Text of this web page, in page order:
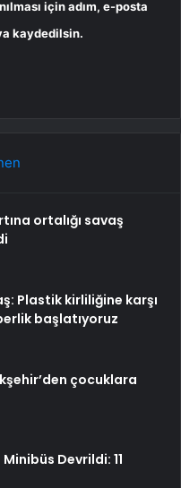
için adım, e-posta
kaydedilsin.
ortalığı savaş
Plastik kirliliğine karşı
başlatıyoruz
çocuklara
Devrildi: 11